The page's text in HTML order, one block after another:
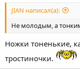
JIAN написал(а):
Не молодым, а
Ножки тоненькие,
тростиночки.